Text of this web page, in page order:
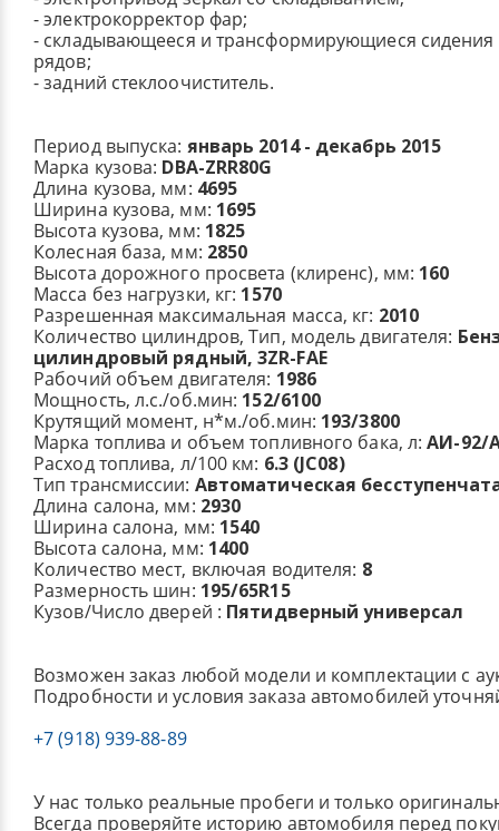
- электрокорректор фар;
- складывающееся и трансформирующиеся сидения
рядов;
- задний стеклоочиститель.
Период выпуска: январь 2014 - декабрь 2015
Марка кузова: DBA-ZRR80G
Длина кузова, мм: 4695
Ширина кузова, мм: 1695
Высота кузова, мм: 1825
Колесная база, мм: 2850
Высота дорожного просвета (клиренс), мм: 160
Масса без нагрузки, кг: 1570
Разрешенная максимальная масса, кг: 2010
Количество цилиндров, Тип, модель двигателя:
цилиндровый рядный, 3ZR-FAE
Рабочий объем двигателя: 1986
Мощность, л.с./об.мин: 152/6100
Крутящий момент, н*м./об.мин: 193/3800
Марка топлива и объем топливного бака, л:АИ-92/
Расход топлива, л/100 км: 6.3 (JC08)
Тип трансмиссии: Автоматическая
Длина салона, мм: 2930
Ширина салона, мм: 1540
Высота салона, мм: 1400
Количество мест, включая водителя: 8
Размерность шин: 195/65R15
Кузов/Число дверей : Пятидверный универсал
Возможен заказ любой модели и комплектации с
Подробности и условия заказа автомобилей
+7 (918) 939-88-89
У нас только реальные пробеги и только
Всегда проверяйте историю автомобиля перед